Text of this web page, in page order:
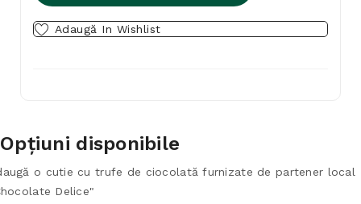
Adaugă In Wishlist
Opţiuni disponibile
o cutie cu trufe de ciocolată furnizate de partener local
Delice"